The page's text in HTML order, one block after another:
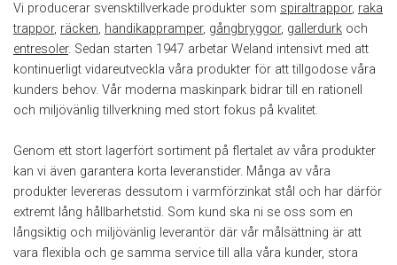
Vi producerar svensktillverkade produkter som spiraltrappor, raka
trappor, räcken, handikappramper, gångbryggor, gallerdurk och
entresoler. Sedan starten 1947 arbetar Weland intensivt med att
kontinuerligt vidareutveckla våra produkter för att tillgodose våra
kunders behov. Vår moderna maskinpark bidrar till en rationell
och miljövänlig tillverkning med stort fokus på kvalitet.
Genom ett stort lagerfört sortiment på flertalet av våra produkter
kan vi även garantera korta leveranstider. Många av våra
produkter levereras dessutom i varmförzinkat stål och har därför
extremt lång hållbarhetstid. Som kund ska ni se oss som en
långsiktig och miljövänlig leverantör där vår målsättning är att
vara flexibla och ge samma service till alla våra kunder, stora